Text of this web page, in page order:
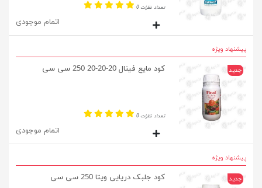
تعداد نظرات 0
اتمام موجودی
پیشنهاد ویژه
جدید کود مایع فینال 20-20-20 250 سی سی
تعداد نظرات 0
اتمام موجودی
پیشنهاد ویژه
جدید کود جلبک دریایی ویتا 250 سی سی